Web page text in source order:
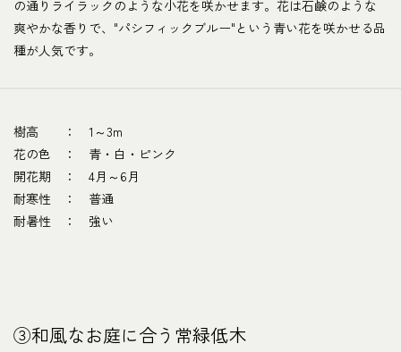
の通りライラックのような小花を咲かせます。花は石鹸のような
爽やかな香りで、"パシフィックブルー"という青い花を咲かせる品
種が人気です。
樹高 ： 1～3m
花の色 ： 青・白・ピンク
開花期 ： 4月～6月
耐寒性 ： 普通
耐暑性 ： 強い
③和風なお庭に合う常緑低木